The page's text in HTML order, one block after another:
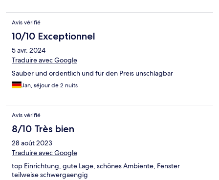
Avis vérifié
10/10 Exceptionnel
5 avr. 2024
Traduire avec Google
Sauber und ordentlich und für den Preis unschlagbar
Jan, séjour de 2 nuits
Avis vérifié
8/10 Très bien
28 août 2023
Traduire avec Google
top Einrichtung, gute Lage, schönes Ambiente, Fenster
teilweise schwergaengig